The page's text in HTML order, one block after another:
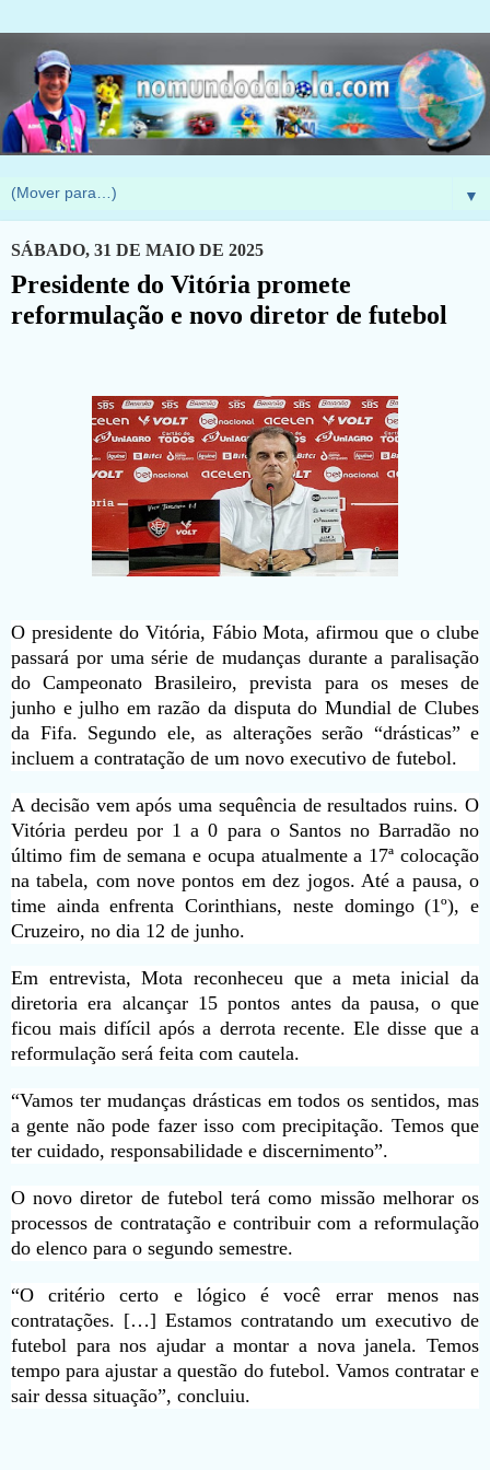
▼
SÁBADO, 31 DE MAIO DE 2025
Presidente do Vitória promete
reformulação e novo diretor de futebol
O presidente do Vitória, Fábio Mota, afirmou que o clube
passará por uma série de mudanças durante a paralisação
do Campeonato Brasileiro, prevista para os meses de
junho e julho em razão da disputa do Mundial de Clubes
da Fifa. Segundo ele, as alterações serão “drásticas” e
incluem a contratação de um novo executivo de futebol.
A decisão vem após uma sequência de resultados ruins. O
Vitória perdeu por 1 a 0 para o Santos no Barradão no
último fim de semana e ocupa atualmente a 17ª colocação
na tabela, com nove pontos em dez jogos. Até a pausa, o
time ainda enfrenta Corinthians, neste domingo (1º), e
Cruzeiro, no dia 12 de junho.
Em entrevista, Mota reconheceu que a meta inicial da
diretoria era alcançar 15 pontos antes da pausa, o que
ficou mais difícil após a derrota recente. Ele disse que a
reformulação será feita com cautela.
“Vamos ter mudanças drásticas em todos os sentidos, mas
a gente não pode fazer isso com precipitação. Temos que
ter cuidado, responsabilidade e discernimento”.
O novo diretor de futebol terá como missão melhorar os
processos de contratação e contribuir com a reformulação
do elenco para o segundo semestre.
“O critério certo e lógico é você errar menos nas
contratações. […] Estamos contratando um executivo de
futebol para nos ajudar a montar a nova janela. Temos
tempo para ajustar a questão do futebol. Vamos contratar e
sair dessa situação”, concluiu.